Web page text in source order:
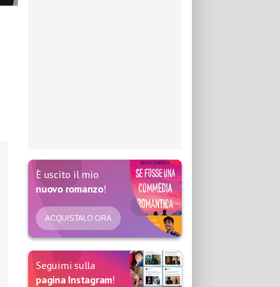
È uscito il mio
nuovo romanzo!
ACQUISTALO ORA
Seguimi sulla
pagina Instagram!